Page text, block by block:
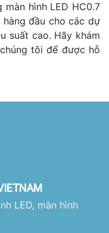
hình LED HC0.7
đầu cho các dự
suất cao. Hãy khám
tôi để được hỗ
LED, màn hình